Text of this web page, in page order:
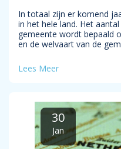
In totaal zijn er komend
in het hele land. Het
gemeente wordt bepaald
en de welvaart van de
Lees Meer
30
Jan